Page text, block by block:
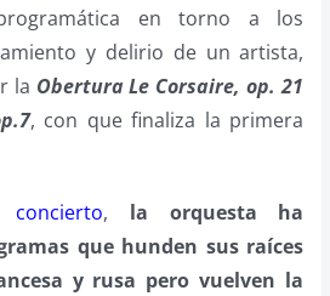
en torno a los
y delirio de un artista,
la Obertura Le Corsaire, op. 21
, con que finaliza la primera
concierto, la orquesta ha
que hunden sus raíces
y rusa pero vuelven la